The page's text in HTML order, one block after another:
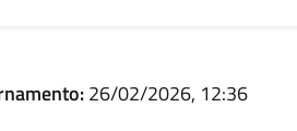
26/02/2026, 12:36